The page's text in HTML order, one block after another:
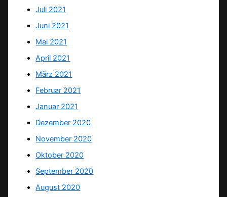
Juli 2021
Juni 2021
Mai 2021
April 2021
März 2021
Februar 2021
Januar 2021
Dezember 2020
November 2020
Oktober 2020
September 2020
August 2020